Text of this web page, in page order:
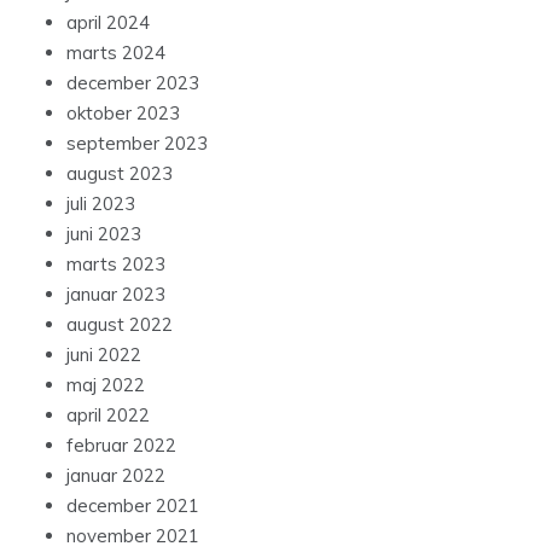
april 2024
marts 2024
december 2023
oktober 2023
september 2023
august 2023
juli 2023
juni 2023
marts 2023
januar 2023
august 2022
juni 2022
maj 2022
april 2022
februar 2022
januar 2022
december 2021
november 2021